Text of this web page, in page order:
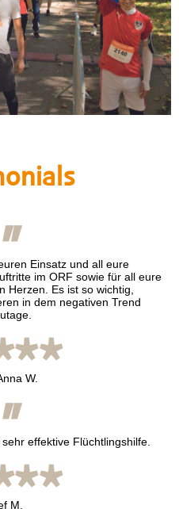
Einsatz und all eure
im ORF sowie für all eure
Herzen. Es ist so wichtig,
in dem negativen Trend
W.
effektive Flüchtlingshilfe.
M.